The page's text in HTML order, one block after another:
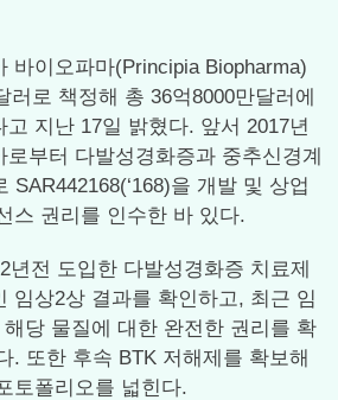
바이오파마(Principia Biopharma)
러로 책정해 총 36억8000만달러에
고 지난 17일 밝혔다. 앞서 2017년
부터 다발성경화증과 중추신경계
SAR442168(‘168)을 개발 및 상업
스 권리를 인수한 바 있다.
년전 도입한 다발성경화증 치료제
임상2상 결과를 확인하고, 최근 임
당 물질에 대한 완전한 권리를 확
. 또한 후속 BTK 저해제를 확보해
토폴리오를 넓힌다.